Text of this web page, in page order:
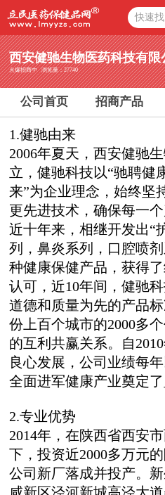
快速
西安健驰生物医药科技有限
火爆招商中 浏览量：27740
公司首页 招商产品
1.健驰由来
2006年夏天，西安健驰
立，健驰科技以“驰聘健
来”为企业理念，始终坚
更先进技术，确保每一
近十年来，相继开发出“
列，鼻炎系列，口腔喷
种健康保健产品，获得
认可，近10年间，健驰
道德和质量为先的产品
份上百个城市的2000多
的互利共赢关系。自
良心发展，公司业绩每
全面进军健康产业奠定了
2.专业优势
2014年，在陕西省西安
下，投资近2000多万元
公司新厂落成并投产。